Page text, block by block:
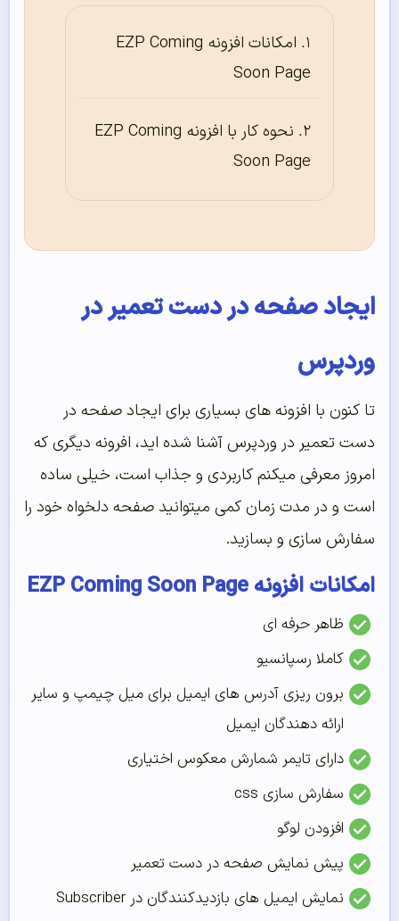
امکانات افزونه EZP Coming
Soon Page
نحوه کار با افزونه EZP Coming
Soon Page
ایجاد صفحه در دست تعمیر در
وردپرس
تا کنون با افزونه های بسیاری برای ایجاد صفحه در
دست تعمیر در وردپرس آشنا شده اید، افرونه دیگری که
امروز معرفی میکنم کاربردی و جذاب است، خیلی ساده
است و در مدت زمان کمی میتوانید صفحه دلخواه خود را
سفارش سازی و بسازید.
امکانات افزونه EZP Coming Soon Page
ظاهر حرفه ای
کاملا رسپانسیو
برون ریزی آدرس های ایمیل برای میل چیمپ و سایر
ارائه دهندگان ایمیل
دارای تایمر شمارش معکوس اختیاری
سفارش سازی css
افزودن لوگو
پیش نمایش صفحه در دست تعمیر
نمایش ایمیل های بازدیدکنندگان در Subscriber